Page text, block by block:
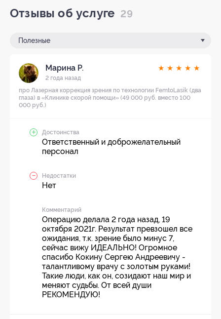
Отзывы об услуге 29
Полезные
Марина Р.
2 года назад
★ ★ ★ ★ ★
про Лазерная коррекция зрения по технологии FemtoLasik (два
глаза) в «Клинике скорой помощи» (49 000 руб. вместо 100
000 руб.)
Достоинства
Ответственный и доброжелательный
персонал
Недостатки
Нет
Комментарий
Операцию делала 2 года назад, 19
октября 2021г. Результат превзошел все
ожидания, т.к. зрение было минус 7,
сейчас вижу ИДЕАЛЬНО! Огромное
спасибо Кокину Сергею Андреевичу -
талантливому врачу с золотым руками!
Такие люди, как он, созидают наш мир и
меняют судьбы. От всей души
РЕКОМЕНДУЮ!